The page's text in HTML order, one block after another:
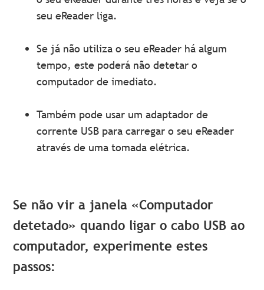
seu eReader liga.
Se já não utiliza o seu eReader há algum
tempo, este poderá não detetar o
computador de imediato.
Também pode usar um adaptador de
corrente USB para carregar o seu eReader
através de uma tomada elétrica.
Se não vir a janela «Computador
detetado» quando ligar o cabo USB ao
computador, experimente estes
passos: